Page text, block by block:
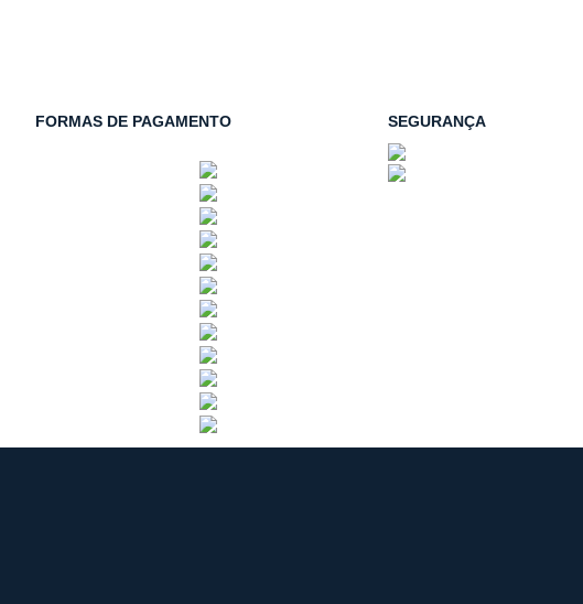
FORMAS DE PAGAMENTO SEGURANÇA